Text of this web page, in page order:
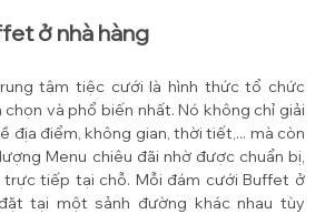
ở nhà hàng
tâm tiệc cưới là hình thức tổ chức
và phổ biến nhất. Nó không chỉ giải
địa điểm, không gian, thời tiết,... mà còn
Menu chiêu đãi nhờ được chuẩn bị,
trực tiếp tại chỗ. Mỗi đám cưới Buffet ở
tại một sảnh đường khác nhau tùy